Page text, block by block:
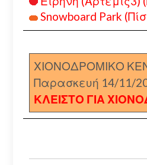
Snowboard Park
ΧΙΟΝΟΔΡΟΜΙΚΟ
Παρασκευή 14/11/
ΚΛΕΙΣΤΟ ΓΙΑ